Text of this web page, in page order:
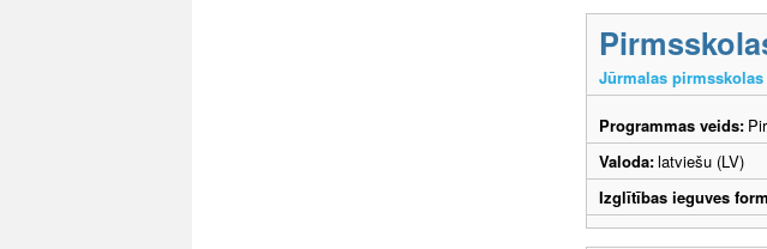
Jūrmalas
Programmas veids:
Valoda:latviešu (LV)
Izglītības ieguves